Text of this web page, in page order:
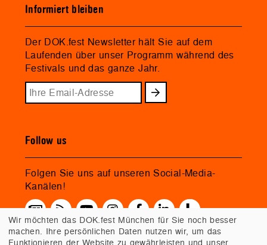
Informiert bleiben
Der DOK.fest Newsletter hält Sie auf dem
Laufenden über unser Programm während des
Festivals und das ganze Jahr.
Follow us
Folgen Sie uns auf unseren Social-Media-
Kanälen!
Wir möchten das DOK.fest München für Sie noch besser
machen. Ihre persönlichen Daten nutzen wir, um das
Funktionieren der Website zu gewährleisten und unser